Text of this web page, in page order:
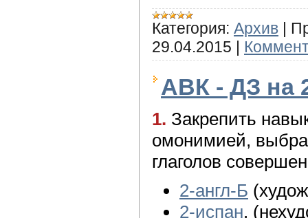
Категория: Архив
29.04.2015
АВК - ДЗ на
1. Закрепить
омонимией,
глаголов
2-англ-Б
2-испан.